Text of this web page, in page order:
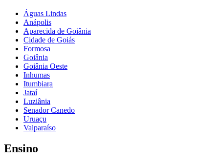
Águas Lindas
Anápolis
Aparecida de Goiânia
Cidade de Goiás
Formosa
Goiânia
Goiânia Oeste
Inhumas
Itumbiara
Jataí
Luziânia
Senador Canedo
Uruaçu
Valparaíso
Ensino